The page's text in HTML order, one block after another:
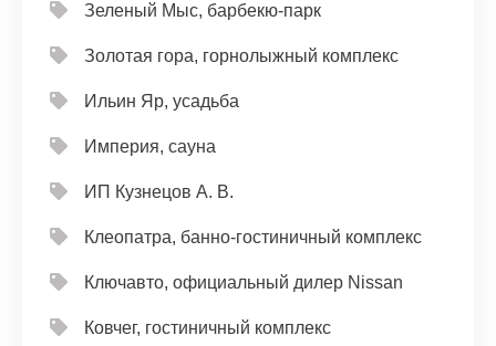
Зеленый Мыс, барбекю-парк
Золотая гора, горнолыжный комплекс
Ильин Яр, усадьба
Империя, сауна
ИП Кузнецов А. В.
Клеопатра, банно-гостиничный комплекс
Ключавто, официальный дилер Nissan
Ковчег, гостиничный комплекс